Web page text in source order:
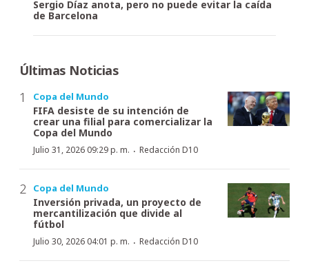
Sergio Díaz anota, pero no puede evitar la caída
de Barcelona
Últimas Noticias
Copa del Mundo
FIFA desiste de su intención de
crear una filial para comercializar la
Copa del Mundo
Julio 31, 2026 09:29 p. m. · Redacción D10
Copa del Mundo
Inversión privada, un proyecto de
mercantilización que divide al
fútbol
Julio 30, 2026 04:01 p. m. · Redacción D10